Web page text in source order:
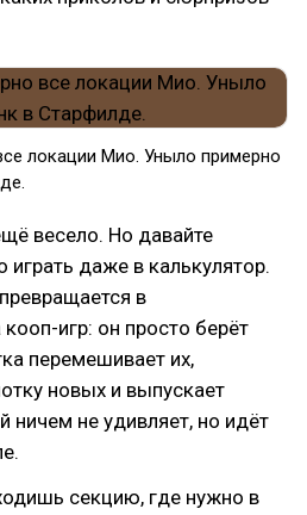
локации Мио. Уныло примерно
весело. Но давайте
играть даже в калькулятор.
в
игр: он просто берёт
перемешивает их,
новых и выпускает
ничем не удивляет, но идёт
секцию, где нужно в